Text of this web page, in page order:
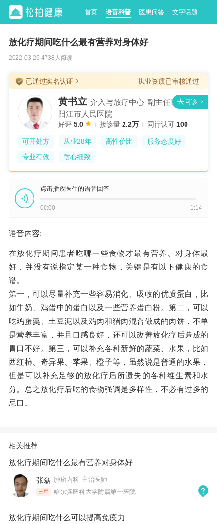
首页 语音科普 医患问答 文字话题
放化疗期间吃什么最有营养对身体好
2022-03-26 4738人阅读
已通过实名认证 执业资质已审核通过
黄书立 介入与放疗中心 副主任医师
阳江市人民医院
好评5.0 接诊量2.2万 同行认可 100
可开处方 从业28年 高性价比
服务态度好
专业有效
耐心细致
点击播放医生的语音回答
00:00 1:14
语音内容:
在放化疗期间患者吃哪一些食物才最有营养、对身体最
好，并没有说指定某一种食物，关键是有以下健康的食
谱。
第一，可以尽量补充一些容易消化、吸收的优质蛋白，比
如牛奶、鸡蛋中的蛋白以及一些营养蛋白粉。第二，可以
吃鸡蛋羹、土豆泥以及鸡肉和猪肉混合做成的肉饼，不单
是营养丰富，并且口感良好，还可以改善放化疗后造成的
胃口不好。第三，可以补充各种新鲜的蔬菜、水果，比如
西红柿、奇异果、苹果、橙子等，虽然说是普通的水果，
但是可以补充足够的放化疗后所遗失的各种维生素和水
分。总之放化疗后吃的食物强调是多样性，不必有过多的
忌口。
相关推荐
放化疗期间吃什么最有营养对身体好
张磊 肿瘤内科 主治医师
三甲 哈尔滨医科大学附属第一医院
放化疗期间吃什么可以提高免疫力